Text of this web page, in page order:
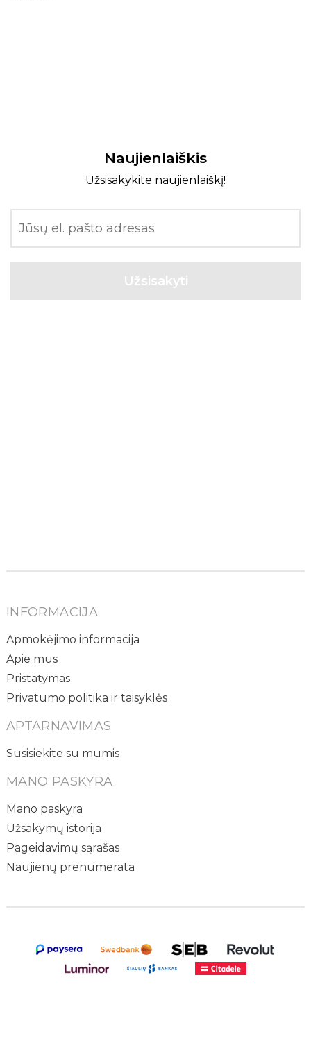
Naujienlaiškis
Užsisakykite naujienlaiškį!
INFORMACIJA
Apmokėjimo informacija
Apie mus
Pristatymas
Privatumo politika ir taisyklės
APTARNAVIMAS
Susisiekite su mumis
MANO PASKYRA
Mano paskyra
Užsakymų istorija
Pageidavimų sąrašas
Naujienų prenumerata